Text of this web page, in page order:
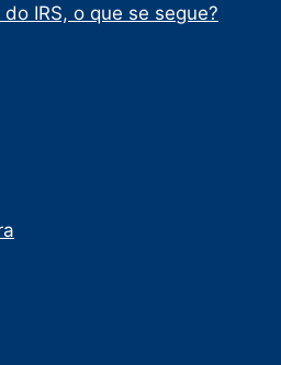
IRS, o que se segue?